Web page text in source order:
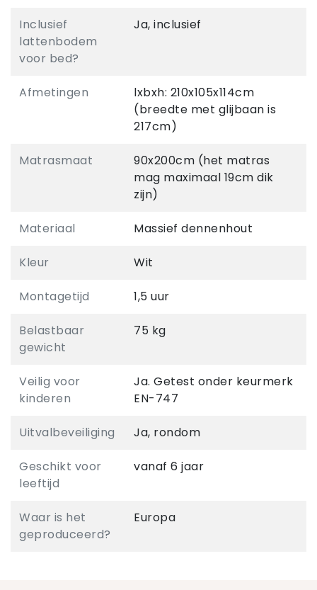
Inclusief
lattenbodem
voor bed?
Ja, inclusief
Afmetingen
lxbxh: 210x105x114cm
(breedte met glijbaan is
217cm)
Matrasmaat
90x200cm (het matras
mag maximaal 19cm dik
zijn)
Materiaal Massief dennenhout
Kleur Wit
Montagetijd 1,5 uur
Belastbaar
gewicht
75 kg
Veilig voor
kinderen
Ja. Getest onder keurmerk
EN-747
Uitvalbeveiliging Ja, rondom
Geschikt voor
leeftijd
vanaf 6 jaar
Waar is het
geproduceerd?
Europa